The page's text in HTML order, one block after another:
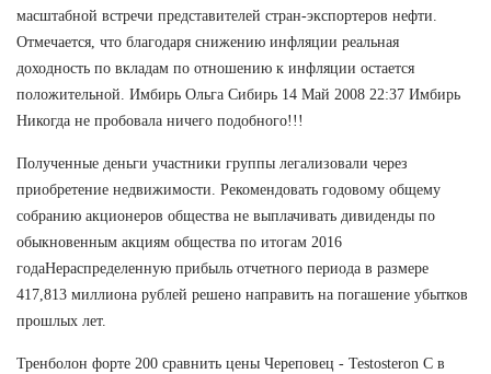
масштабной встречи представителей стран-экспортеров нефти.
Отмечается, что благодаря снижению инфляции реальная
доходность по вкладам по отношению к инфляции остается
положительной. Имбирь Ольга Сибирь 14 Май 2008 22:37 Имбирь
Никогда не пробовала ничего подобного!!!
Полученные деньги участники группы легализовали через
приобретение недвижимости. Рекомендовать годовому общему
собранию акционеров общества не выплачивать дивиденды по
обыкновенным акциям общества по итогам 2016
годаНераспределенную прибыль отчетного периода в размере
417,813 миллиона рублей решено направить на погашение убытков
прошлых лет.
Тренболон форте 200 сравнить цены Череповец - Testosteron C в